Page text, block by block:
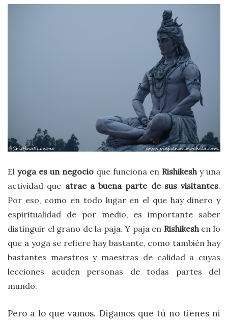
El yoga es un negocio que funciona en Rishikeshy una
actividad que atrae a buena parte de sus visitantes.
Por eso, como en todo lugar en el que hay dinero y
espiritualidad de por medio, es importante saber
distinguir el grano de la paja. Y paja en Rishikeshen lo
que a yoga se refiere hay bastante, como también hay
bastantes maestros y maestras de calidad a cuyas
lecciones acuden personas de todas partes del
mundo.
Pero a lo que vamos. Digamos que tú no tienes ni